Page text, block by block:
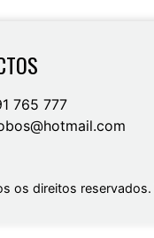
765 777
os direitos reservados.